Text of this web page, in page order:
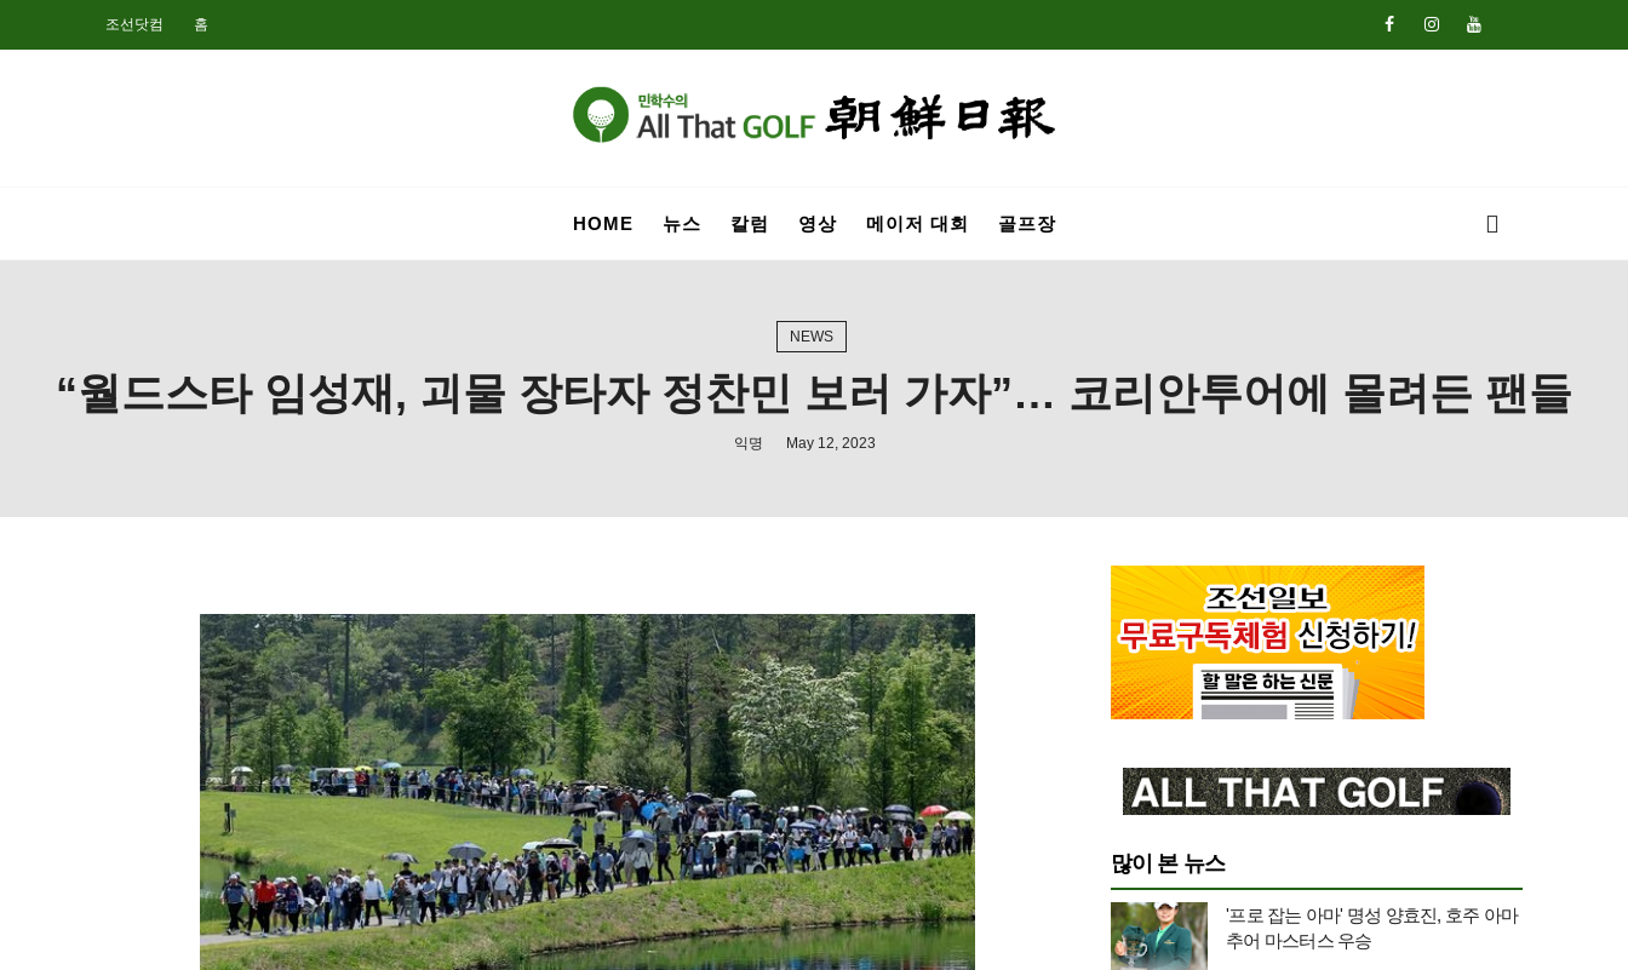
조선닷컴 홈
HOME 뉴스 칼럼 영상 메이저 대회 골프장
NEWS
“월드스타 임성재, 괴물 장타자 정찬민 보러 가자”… 코리안투어에 몰려든 팬들
익명 May 12, 2023
많이 본 뉴스
'프로 잡는 아마' 명성 양효진, 호주 아마
추어 마스터스 우승